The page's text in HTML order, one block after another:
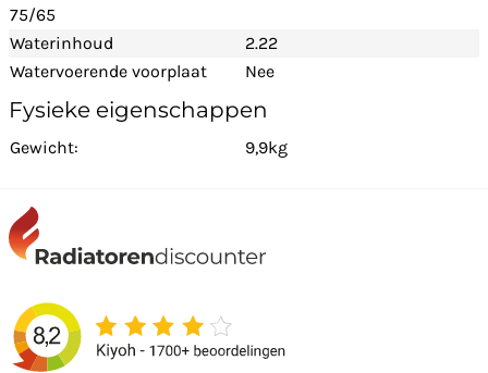
75/65
Waterinhoud
2.22
Watervoerende voorplaat
Nee
Fysieke eigenschappen
Gewicht: 9,9kg